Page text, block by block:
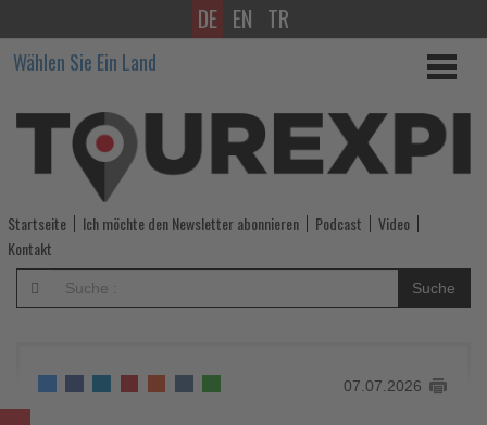
Regeneration
rückt
bei
der
Frauengesundheit
stärker
in
Fokus
DE EN TR
Wählen Sie Ein Land
Startseite Ich möchte den Newsletter abonnieren Podcast
Video
Kontakt
Suche
07.07.2026